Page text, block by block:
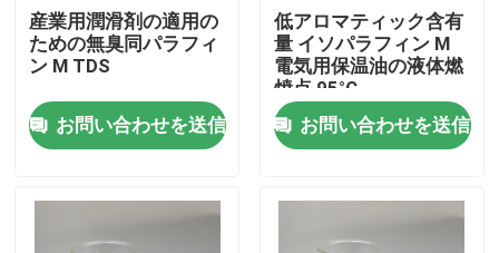
工場旅行
私達に連絡しなさい
産業用潤滑剤の適用の
ための無臭同パラフィ
ン M TDS
お問い合わせを送信
低アロマティック含有
量 イソパラフィン M
電気用保温油の液体燃
焼点 95°C
お問い合わせを送信